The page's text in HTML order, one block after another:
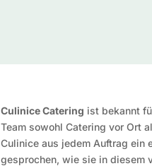
Culinice Catering ist bekannt
Team sowohl Catering vor Ort
Culinice aus jedem Auftrag ein
gesprochen, wie sie in diesem